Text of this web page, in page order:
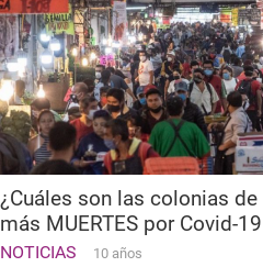
¿Cuáles son las colonias
más MUERTES por Covid-
NOTICIAS 10 años